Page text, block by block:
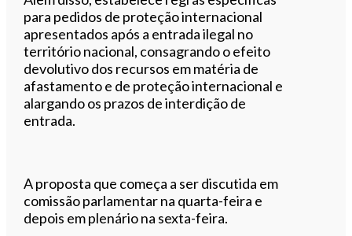
para pedidos de proteção internacional
apresentados após a entrada ilegal no
território nacional, consagrando o efeito
devolutivo dos recursos em matéria de
afastamento e de proteção internacional e
alargando os prazos de interdição de
entrada.
A proposta que começa a ser discutida em
comissão parlamentar na quarta-feira e
depois em plenário na sexta-feira.